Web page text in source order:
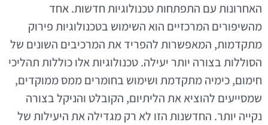
האחרונות עם התפתחות טכנולוגיות חדשות. אחד
מהשיפורים המרכזיים הוא השימוש בטכנולוגיות פירוק
מתקדמות, המאפשרות להפריד את המרכיבים השונים של
הסוללות בצורה יותר יעילה. טכנולוגיות אלו כוללות תהליכי
חימום, כימיה מתקדמת ושימוש בחומרים ממס ממוקדים,
שמסייעים להוציא את הליתיום, הקובלט והניקל בצורה
נקייה יותר. החדשנות הזו לא רק מגדילה את היעילות של